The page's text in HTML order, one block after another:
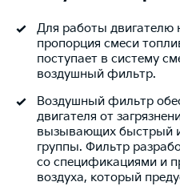
Для работы двигателю
пропорция смеси
поступает в систему
воздушный фильтр.
Воздушный фильтр
двигателя от
вызывающих быстрый
группы. Фильтр
со спецификациями и
воздуха, который